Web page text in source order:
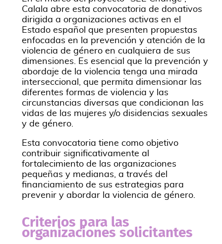
Calala abre esta convocatoria de donativos
dirigida a organizaciones activas en el
Estado español que presenten propuestas
enfocadas en la prevención y atención de la
violencia de género en cualquiera de sus
dimensiones. Es esencial que la prevención y
abordaje de la violencia tenga una mirada
interseccional, que permita dimensionar las
diferentes formas de violencia y las
circunstancias diversas que condicionan las
vidas de las mujeres y/o disidencias sexuales
y de género.
Esta convocatoria tiene como objetivo
contribuir significativamente al
fortalecimiento de las organizaciones
pequeñas y medianas, a través del
financiamiento de sus estrategias para
prevenir y abordar la violencia de género.
Criterios para las
organizaciones solicitantes